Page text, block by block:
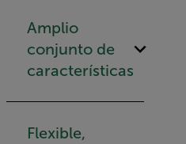
Amplio
conjunto de
características
Flexible,